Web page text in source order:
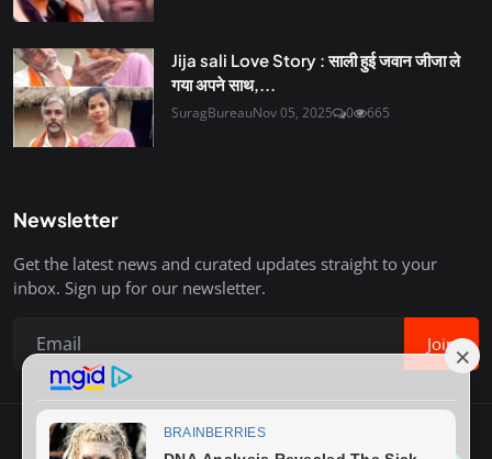
Jija sali Love Story : साली हुई जवान जीजा ले
गया अपने साथ,...
SuragBureauNov 05, 2025 0 665
Newsletter
Get the latest news and curated updates straight to your
inbox. Sign up for our newsletter.
Join